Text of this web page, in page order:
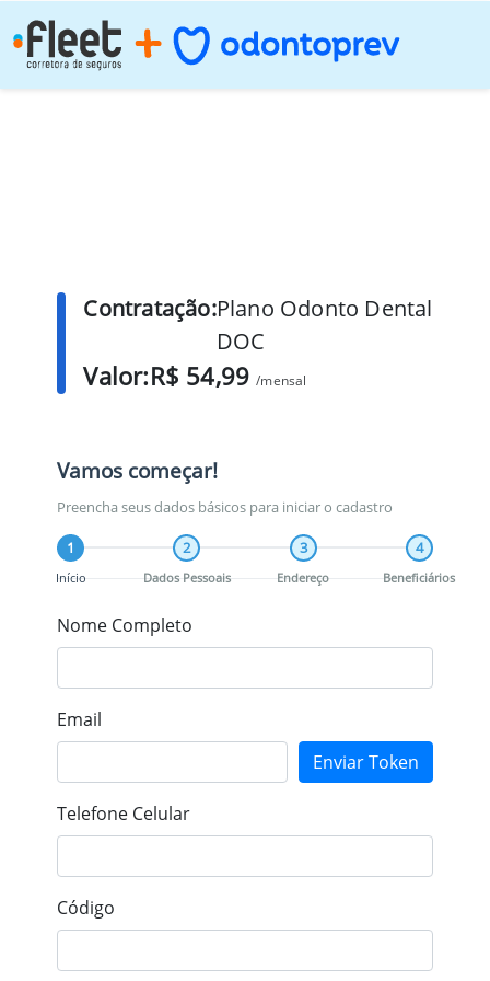
Contratação:Plano Odonto Dental
DOC
Valor:R$ 54,99 /mensal
Vamos começar!
Preencha seus dados básicos para iniciar o cadastro
1
Início
2
Dados Pessoais
3
Endereço
4
Beneficiários
Nome Completo
Email
Enviar Token
Telefone Celular
Código